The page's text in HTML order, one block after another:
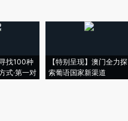
找100种
式·第一对
【特别呈现】澳门全力探
索葡语国家新渠道